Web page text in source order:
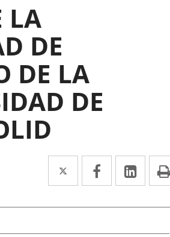
LA
DE
DE LA
DE
Twitter
Enlace
a
una
Facebook
Enlace
a
una
a
una